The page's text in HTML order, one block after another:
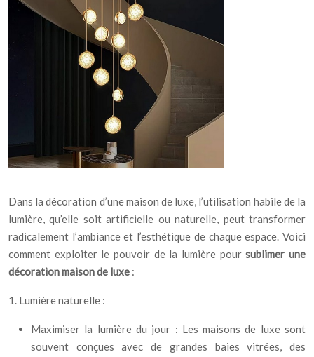
Dans la décoration d’une maison de luxe, l’utilisation habile de la
lumière, qu’elle soit artificielle ou naturelle, peut transformer
radicalement l’ambiance et l’esthétique de chaque espace. Voici
comment exploiter le pouvoir de la lumière poursublimer une
décoration maison de luxe :
1. Lumière naturelle :
Maximiser la lumière du jour : Les maisons de luxe sont
souvent conçues avec de grandes baies vitrées, des